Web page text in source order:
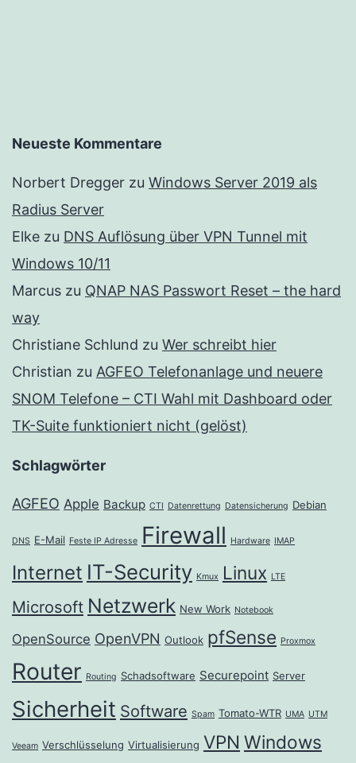
Neueste Kommentare
Norbert Dregger zu Windows Server 2019 als
Radius Server
Elke zu DNS Auflösung über VPN Tunnel mit
Windows 10/11
Marcus zu QNAP NAS Passwort Reset – the hard
way
Christiane Schlund zu Wer schreibt hier
Christian zu AGFEO Telefonanlage und neuere
SNOM Telefone – CTI Wahl mit Dashboard oder
TK-Suite funktioniert nicht (gelöst)
Schlagwörter
AGFEO Apple Backup CTI Datenrettung Datensicherung Debian
DNS E-Mail Feste IP Adresse Firewall Hardware IMAP
Internet IT-Security Kmux Linux LTE
Microsoft Netzwerk New Work Notebook
OpenSource OpenVPN Outlook pfSense Proxmox
Router Routing Schadsoftware Securepoint Server
Sicherheit Software Spam Tomato-WTR UMA UTM
Veeam Verschlüsselung Virtualisierung VPN Windows